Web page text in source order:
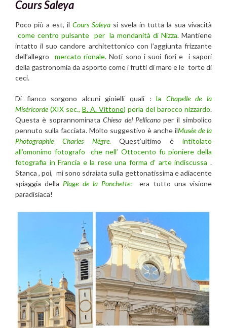
Cours Saleya
Poco più a est, il Cours Saleya si svela in tutta la sua vivacità
come centro pulsante per la mondanità di Nizza. Mantiene
intatto il suo candore architettonico con l’aggiunta frizzante
dell’allegro
mercato rionale. Noti sono i suoi fiori e i sapori
della gastronomia da asporto come i frutti di mare e le torte di
ceci.
Di fianco sorgono alcuni gioielli quali :la Chapelle de la
Miséricorde(XIX sec., B. A. Vittone) perla del barocco nizzardo.
Questa è soprannominataChiesa del Pellicanoper il simbolico
pennuto sulla facciata. Molto suggestivo è anche ilMusée de la
Photographie Charles Nègre. Quest’ultimo èintitolato
all’omonimo fotografo che nell’ Ottocento fu pioniere della
fotografia in Francia e la rese una forma d’ arte indiscussa .
Stanca , poi, mi sono sdraiata sulla gettonatissima e adiacente
spiaggia della Plage de la Ponchette: era tutto una visione
paradisiaca!